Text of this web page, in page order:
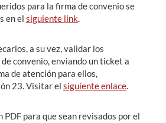
para la firma de convenio se
en el siguiente link.
a su vez, validar los
convenio, enviando un ticket a
de atención para ellos,
23. Visitar el siguiente enlace.
PDF para que sean revisados por el